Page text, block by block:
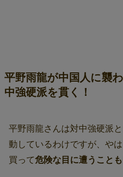
平野雨龍が中国人に襲
中強硬派を貫く！
平野雨龍さんは対中強硬派
動しているわけですが、や
買って危険な目に遭うことも